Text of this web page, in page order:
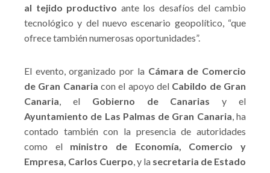
al tejido productivo ante los desafíos del cambio
tecnológico y del nuevo escenario geopolítico, “que
ofrece también numerosas oportunidades”.
El evento, organizado por la Cámara de Comercio
de Gran Canaria con el apoyo del Cabildo de Gran
Canaria, el Gobierno de Canarias y el
Ayuntamiento de Las Palmas de Gran Canaria, ha
contado también con la presencia de autoridades
como el ministro de Economía, Comercio y
Empresa, Carlos Cuerpo, y la secretaria de Estado